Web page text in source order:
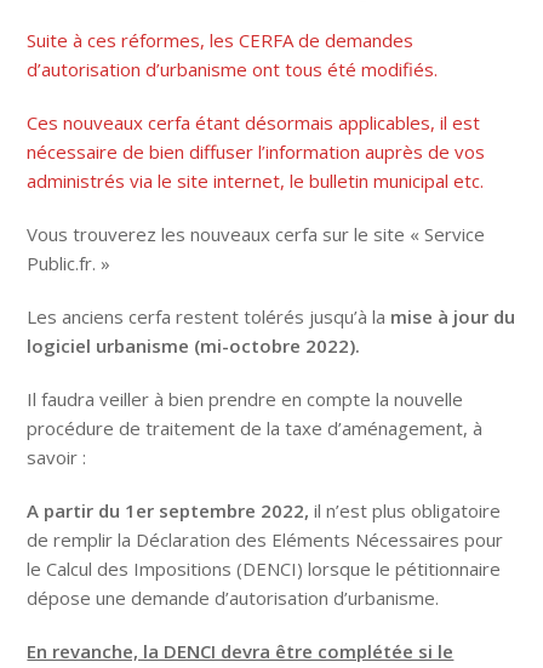
Suite à ces réformes, les CERFA de demandes
d’autorisation d’urbanisme ont tous été modifiés.
Ces nouveaux cerfa étant désormais applicables, il est
nécessaire de bien diffuser l’information auprès de vos
administrés via le site internet, le bulletin municipal etc.
Vous trouverez les nouveaux cerfa sur le site « Service
Public.fr. »
Les anciens cerfa restent tolérés jusqu’à la mise à jour du
logiciel urbanisme (mi-octobre 2022).
Il faudra veiller à bien prendre en compte la nouvelle
procédure de traitement de la taxe d’aménagement, à
savoir :
A partir du 1er septembre 2022,il n’est plus obligatoire
de remplir la Déclaration des Eléments Nécessaires pour
le Calcul des Impositions (DENCI) lorsque le pétitionnaire
dépose une demande d’autorisation d’urbanisme.
En revanche, la DENCI devra être complétée si le